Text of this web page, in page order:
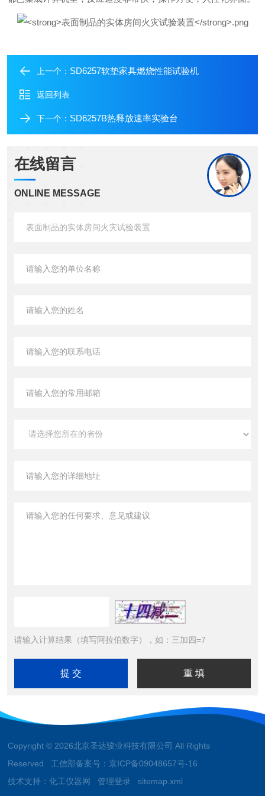
上一个： SD6257软垫家具燃烧性能试验机
返回列表
下一个： SD6257B热释放速率实验台
在线留言
ONLINE MESSAGE
请输入计算结果（填写阿拉伯数字），如：三加四=7
Copyright © 2026北京圣达骏业科技有限公司 All Rights
Reserved 工信部备案号： 京ICP备09048657号-16
技术支持：化工仪器网 管理登录 sitemap.xml